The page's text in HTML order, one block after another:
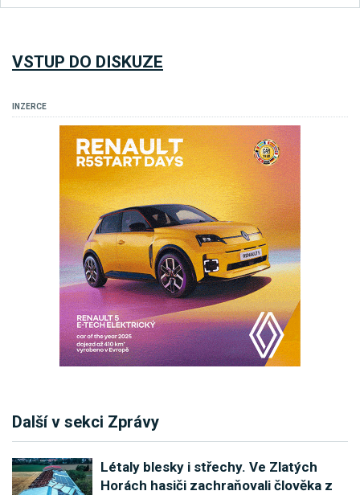
VSTUP DO DISKUZE
INZERCE
Další v sekci Zprávy
Létaly blesky i střechy. Ve Zlatých
Horách hasiči zachraňovali člověka z